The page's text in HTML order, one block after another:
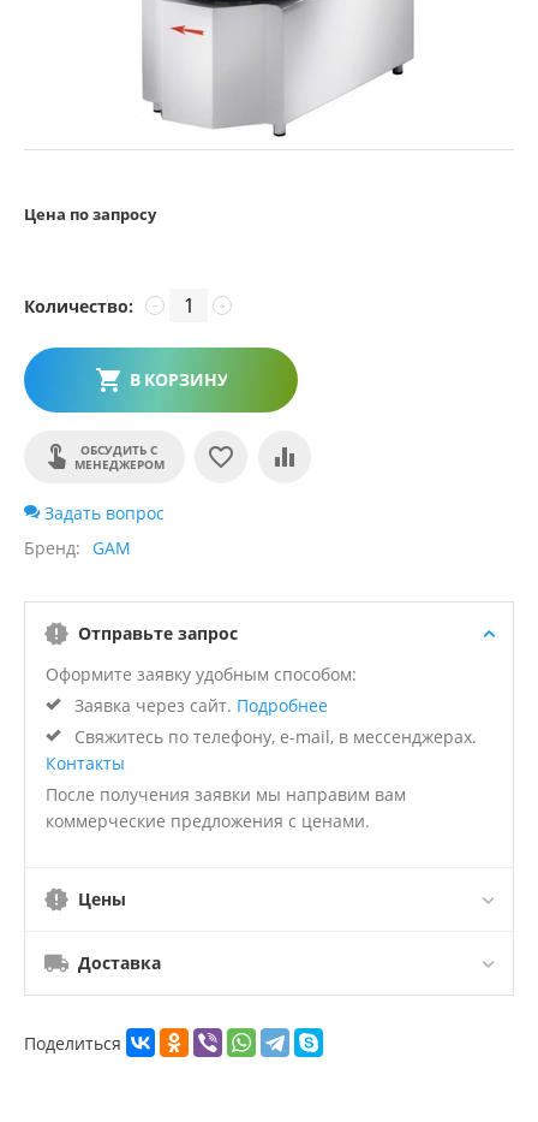
Цена по запросу
Количество: +
−
В КОРЗИНУ
ОБСУДИТЬ С
МЕНЕДЖЕРОМ
Задать вопрос
Бренд
GAM
Отправьте запрос
Оформите заявку удобным способом:
Заявка через сайт. Подробнее
Свяжитесь по телефону, e-mail, в мессенджерах.
Контакты
После получения заявки мы направим вам
коммерческие предложения с ценами.
Цены
Доставка
Поделиться